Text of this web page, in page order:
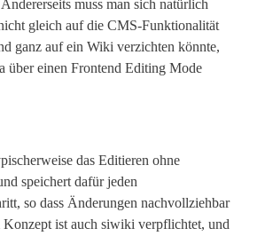
muss man sich natürlich
gleich auf die CMS-Funktionalität
ganz auf ein Wiki verzichten könnte,
über einen Frontend Editing Mode
das Editieren ohne
speichert dafür jeden
so dass Änderungen nachvollziehbar
Konzept ist auch siwiki verpflichtet, und